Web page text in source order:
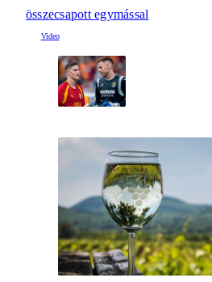
összecsapott egymással